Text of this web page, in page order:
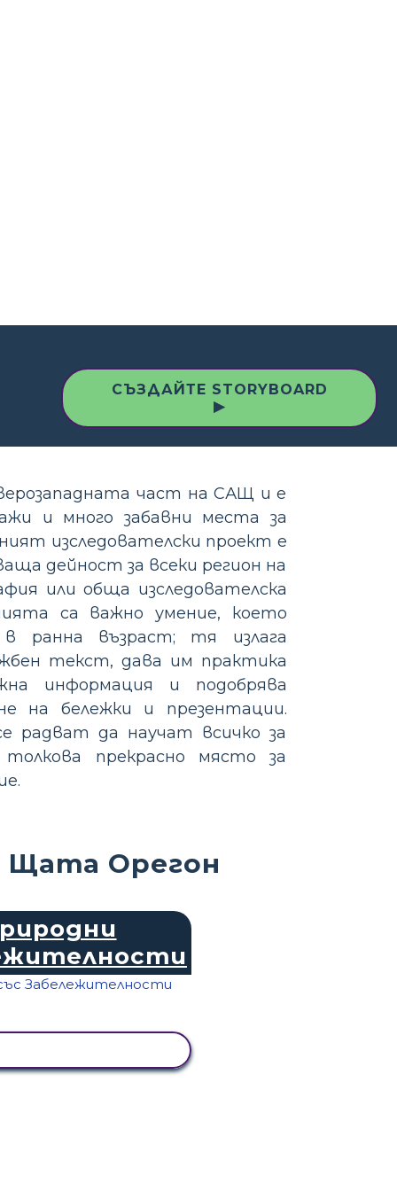
СЪЗДАЙТЕ STORYBOARD
▶
част на САЩ и е
и много забавни места за
изследователски проект е
дейност за всеки регион на
или обща изследователска
са важно умение, което
ранна възраст; тя излага
текст, дава им практика
информация и подобрява
на бележки и презентации.
да научат всичко за
прекрасно място за
Щата Орегон